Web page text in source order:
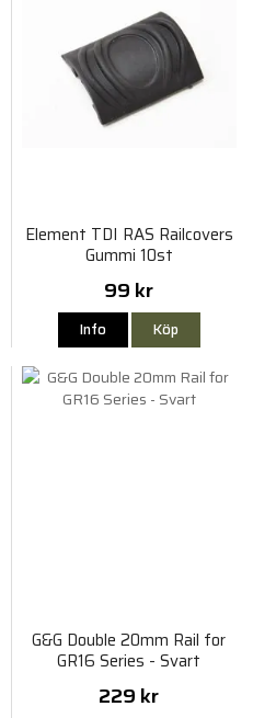
Element TDI RAS Railcovers
Gummi 10st
99 kr
Info Köp
G&G Double 20mm Rail for
GR16 Series - Svart
229 kr